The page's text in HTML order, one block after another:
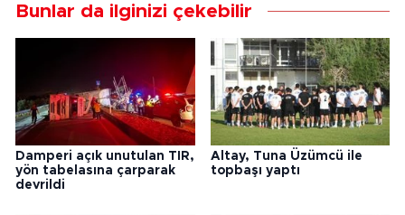
Bunlar da ilginizi çekebilir
Damperi açık unutulan TIR,
yön tabelasına çarparak
devrildi
Altay, Tuna Üzümcü ile
topbaşı yaptı